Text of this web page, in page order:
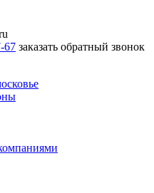
67 заказать обратный звонок